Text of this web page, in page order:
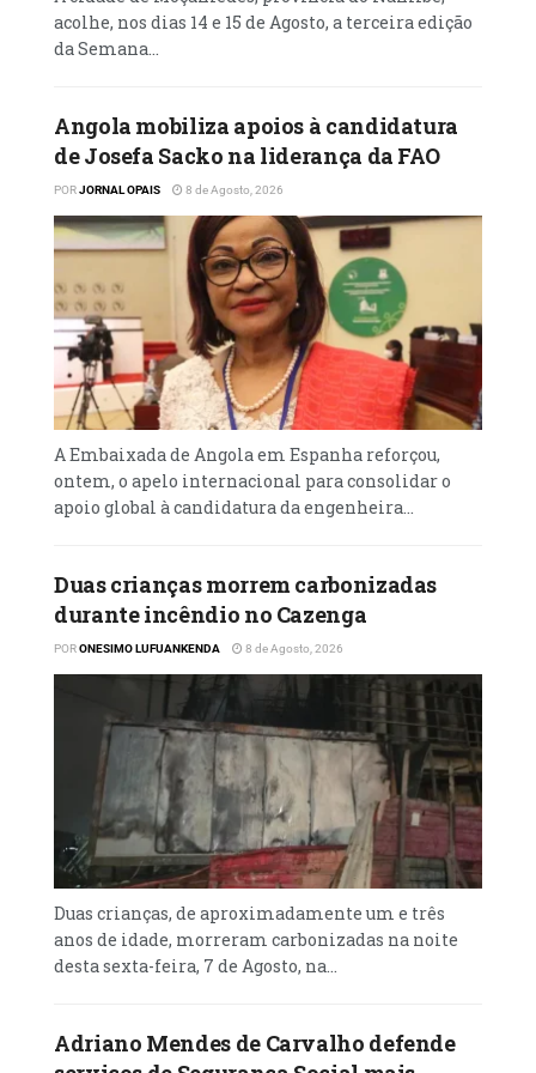
competentes na resolução dos diferendos
internos.
acolhe, nos dias 14 e 15 de Agosto, a terceira edição
da Semana...
Angola mobiliza apoios à candidatura
de Josefa Sacko na liderança da FAO
PORJORNAL OPAIS 8 de Agosto, 2026
A Embaixada de Angola em Espanha reforçou,
ontem, o apelo internacional para consolidar o
apoio global à candidatura da engenheira...
Duas crianças morrem carbonizadas
durante incêndio no Cazenga
PORONESIMO LUFUANKENDA 8 de Agosto, 2026
Duas crianças, de aproximadamente um e três
anos de idade, morreram carbonizadas na noite
desta sexta-feira, 7 de Agosto, na...
Adriano Mendes de Carvalho defende